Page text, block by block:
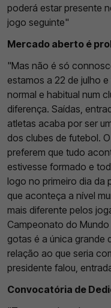
poderá estar presente
jogo seguinte"
Mercado aberto é
"Mas não é só
estamos a 22 de julho
normal e habitual num
diferença. Saídas,
atletas acaba por ser
dos clubes de futebol.
preferem que tudo
estivesse formado e
logo no primeiro dia da
que aconteça a nível
mais diferente pelos
Campeonato do
gotas é a única grande
relação ao que seria
presidente falou,
Convocatória de